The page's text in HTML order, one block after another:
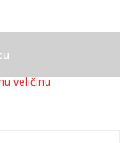
veličinu